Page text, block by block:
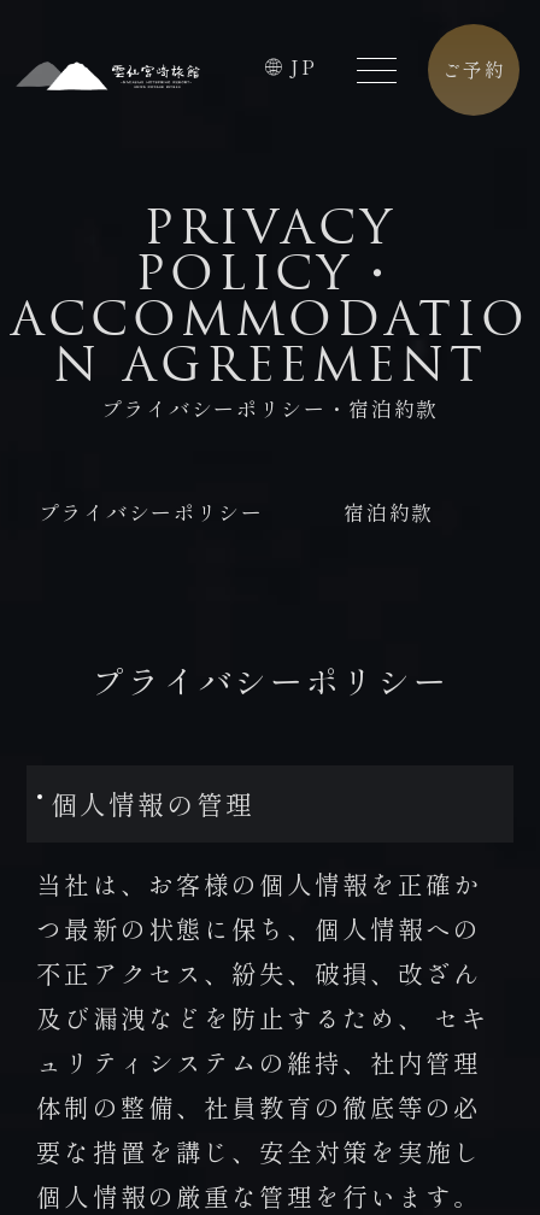
JP ご予約
CONCEPT
コンセプト
ROOMS
FLOOR
館内施設
CAFE
カフェ
ACCESS
アクセス
お問合せ
ONLINE
tel.0957-73-3331
【お問合せ受付時間】
月～金 9:00～18:00 / 土・日・祝 10:00～18:00
〒854-0621 長崎県雲仙市小浜町雲仙320番地
FAX 0957-73-2313
お知らせ
会社概要・求人情報
PRIVACY
POLICY・
ACCOMMODATIO
N AGREEMENT
プライバシーポリシー・宿泊約款
プライバシーポリシー 宿泊約款
プライバシーポリシー
個人情報の管理
当社は、お客様の個人情報を正確か
つ最新の状態に保ち、個人情報への
不正アクセス、紛失、破損、改ざん
及び漏洩などを防止するため、 セキ
ュリティシステムの維持、社内管理
体制の整備、社員教育の徹底等の必
要な措置を講じ、安全対策を実施し
個人情報の厳重な管理を行います。